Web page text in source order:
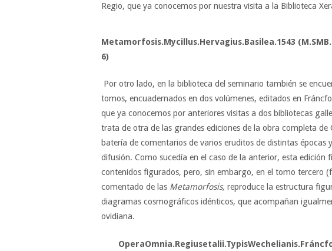
Regio, que ya conocemos por nuestra visita a la Biblioteca
Metamorfosis.Mycillus.Hervagius.Basilea.1543
6)
Por otro lado, en la biblioteca del seminario también se
tomos, encuadernados en dos volúmenes, editados en
que ya conocemos por anteriores visitas a dos bibliotecas
trata de otra de las grandes ediciones de la obra completa
batería de comentarios de varios eruditos de distintas
difusión. Como sucedía en el caso de la anterior, esta
contenidos figurados, pero, sin embargo, en el tomo tercero
comentado de las Metamorfosis, reproduce la estructura
diagramas cosmográficos idénticos, que acompañan
ovidiana.